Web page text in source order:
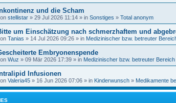
und die Scham
stellistar » 29 Jul 2026 11:14 » in Sonstiges » Total anonym
um Einschätzung nach schmerzhaftem und
Tanias » 14 Jul 2026 09:26 » in Medizinischer bzw. betreuter
Embryonenspende
Wuz » 09 Mär 2026 17:39 » in Medizinischer bzw. betreuter Bereich
Infusionen
Valeria45 » 16 Jun 2026 07:06 » in Kinderwunsch » Medikamente